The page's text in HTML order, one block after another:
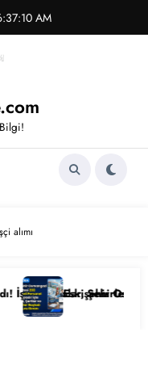
AM
alımı
Şehirler ve Başvuru
Eskişehir Osmangazi